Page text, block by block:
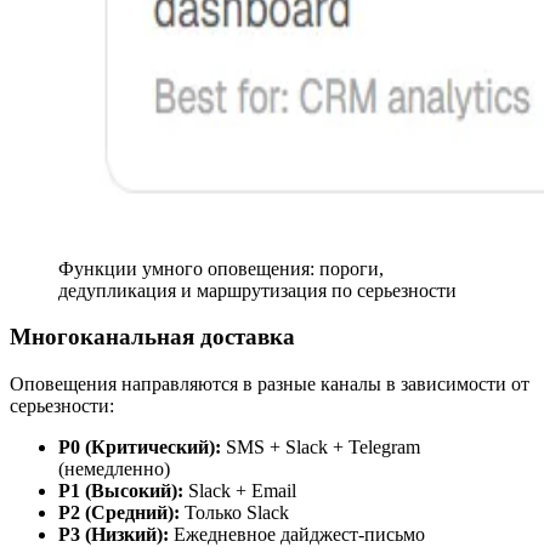
Функции умного оповещения: пороги,
дедупликация и маршрутизация по серьезности
Многоканальная доставка
Оповещения направляются в разные каналы в зависимости от
серьезности:
P0 (Критический): SMS + Slack + Telegram
(немедленно)
P1 (Высокий): Slack + Email
P2 (Средний): Только Slack
P3 (Низкий): Ежедневное дайджест-письмо